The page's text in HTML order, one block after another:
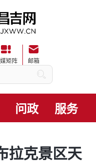
矩阵 邮箱
问政 服务
拉克景区天